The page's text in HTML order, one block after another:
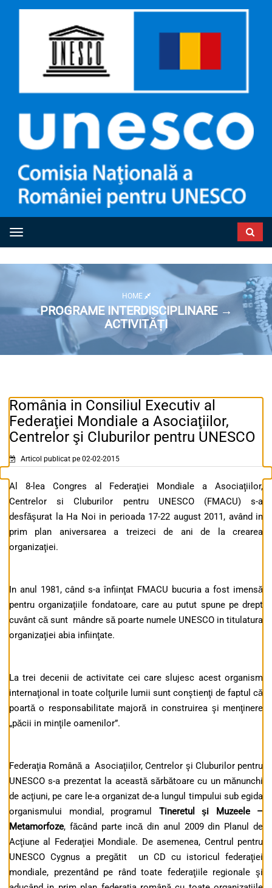
Toggle navigation
HOME
PROGRAME INTERDISCIPLINARE →
ACTIVITĂȚI
România in Consiliul Executiv al
Federaţiei Mondiale a Asociaţiilor,
Centrelor şi Cluburilor pentru UNESCO
Articol publicat pe 02-02-2015
Al 8-lea Congres al Federaţiei Mondiale a Asociaţiilor,
Centrelor si Cluburilor pentru UNESCO (FMACU) s-a
desfăşurat la Ha Noi in perioada 17-22 august 2011, având in
prim plan aniversarea a treizeci de ani de la crearea
organizaţiei.
In anul 1981, când s-a înfiinţat FMACU bucuria a fost imensă
pentru organizaţiile fondatoare, care au putut spune pe drept
cuvânt că sunt mândre să poarte numele UNESCO in titulatura
organizaţiei abia infiinţate.
La trei decenii de activitate cei care slujesc acest organism
internaţional in toate colţurile lumii sunt conştienţi de faptul că
poartă o responsabilitate majoră in construirea şi menţinere
„păcii in minţile oamenilor”.
Federaţia Română a Asociaţiilor, Centrelor şi Cluburilor pentru
UNESCO s-a prezentat la această sărbătoare cu un mănunchi
de acţiuni, pe care le-a organizat de-a lungul timpului sub egida
organismului mondial, programul Tineretul şi Muzeele –
Metamorfoze, făcând parte incă din anul 2009 din Planul de
Acţiune al Federaţiei Mondiale. De asemenea, Centrul pentru
UNESCO Cygnus a pregătit un CD cu istoricul federaţiei
mondiale, prezentând pe rând toate federaţiile regionale şi